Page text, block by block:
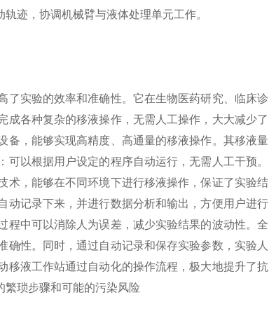
迹，协调机械臂与液体处理单元工作。
了实验的效率和准确性。它在生物医药研究、临床诊
成各种复杂的移液操作，无需人工操作，大大减少了
备，能够实现高精度、高通量的移液操作。其移液量
可以根据用户设定的程序自动运行，无需人工干预。
术，能够在不同环境下进行移液操作，保证了实验结
动记录下来，并进行数据分析和输出，方便用户进行
程中可以消除人为误差，减少实验结果的波动性。全
性。同时，通过自动记录和保存实验参数，实验人
移液工作站通过自动化的操作流程，极大地提升了抗
繁琐步骤和可能的污染风险